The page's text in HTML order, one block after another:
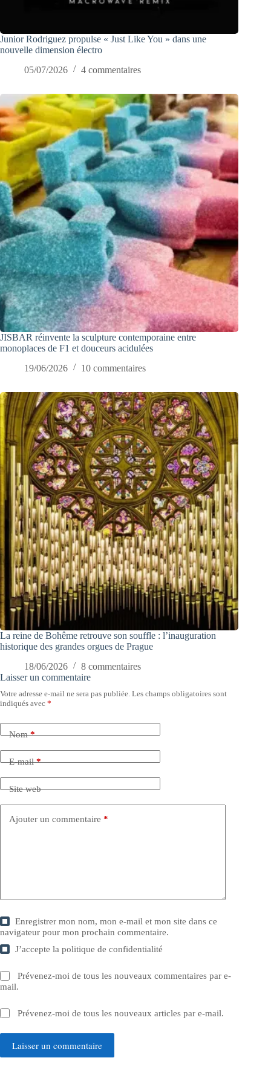
Junior Rodriguez propulse « Just Like You » dans une
nouvelle dimension électro
05/07/2026
4 commentaires
JISBAR réinvente la sculpture contemporaine entre
monoplaces de F1 et douceurs acidulées
19/06/2026
10 commentaires
La reine de Bohême retrouve son souffle : l’inauguration
historique des grandes orgues de Prague
18/06/2026
8 commentaires
Laisser un commentaire
Votre adresse e-mail ne sera pas publiée. Les champs obligatoires sont
indiqués avec *
Nom*
E-mail*
Site web
Ajouter un commentaire *
Enregistrer mon nom, mon e-mail et mon site dans ce
navigateur pour mon prochain commentaire.
J’accepte lapolitique de confidentialité
Prévenez-moi de tous les nouveaux commentaires par e-
mail.
Prévenez-moi de tous les nouveaux articles par e-mail.
Laisser un commentaire